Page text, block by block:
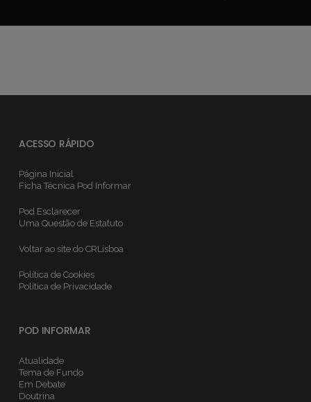
ACESSO RÁPIDO
Página Inicial
Ficha TécnicaPod Informar
Pod Esclarecer
Uma Questão de Estatuto
Voltar ao site do CRLisboa
Política de Cookies
Política de Privacidade
POD INFORMAR
Atualidade
Tema de Fundo
Em Debate
Doutrina